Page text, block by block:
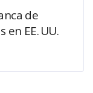
de
EE. UU.